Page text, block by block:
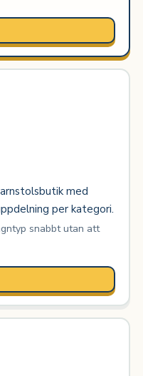
med
per kategori.
snabbt utan att